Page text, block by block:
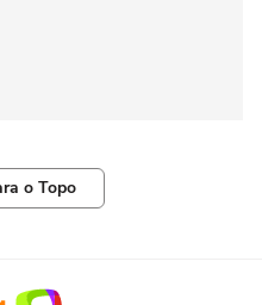
o Topo